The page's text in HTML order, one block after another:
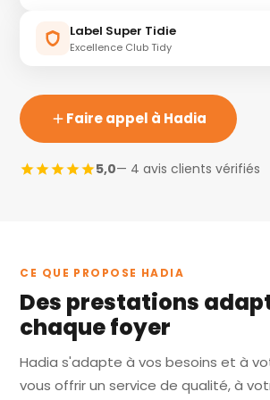
Label Super Tidie
Excellence Club Tidy
Faire appel à Hadia
5,0— 4 avis clients vérifiés
CE QUE PROPOSE HADIA
Des prestations
chaque foyer
Hadia s'adapte à vos besoins et à
vous offrir un service de qualité, à